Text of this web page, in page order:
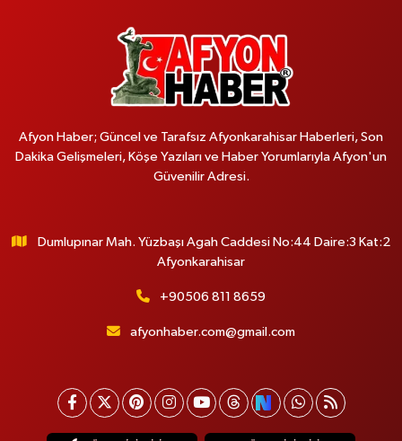
Afyon Haber; Güncel ve Tarafsız Afyonkarahisar Haberleri, Son
Dakika Gelişmeleri, Köşe Yazıları ve Haber Yorumlarıyla Afyon'un
Güvenilir Adresi.
Dumlupınar Mah. Yüzbaşı Agah Caddesi No:44 Daire:3 Kat:2
Afyonkarahisar
+90506 811 8659
afyonhaber.com@gmail.com